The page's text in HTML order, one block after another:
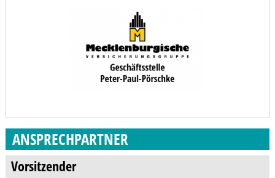
ANSPRECHPARTNER
Vorsitzender